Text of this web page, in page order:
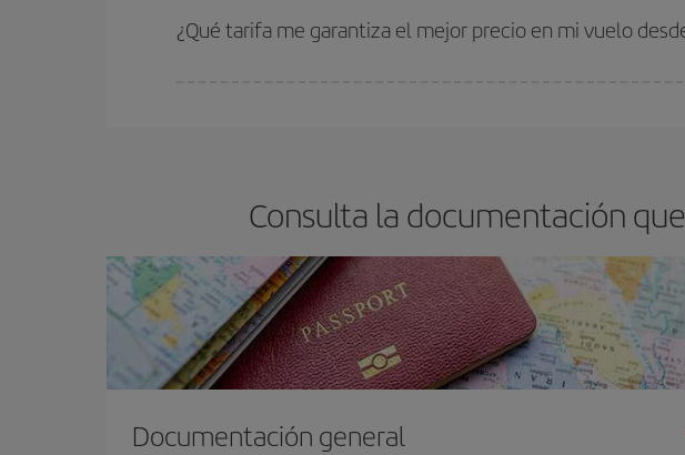
estén disponibles o se vayan agotando. Por eso, comprar con antelación es
¿Qué tarifa me garantiza el mejor precio en mi vuelo
Consulta la documentación
Documentación general